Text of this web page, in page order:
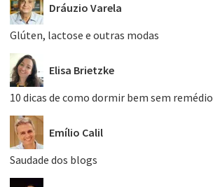
Dráuzio Varela
Glúten, lactose e outras modas
Elisa Brietzke
10 dicas de como dormir bem sem remédio
Emílio Calil
Saudade dos blogs